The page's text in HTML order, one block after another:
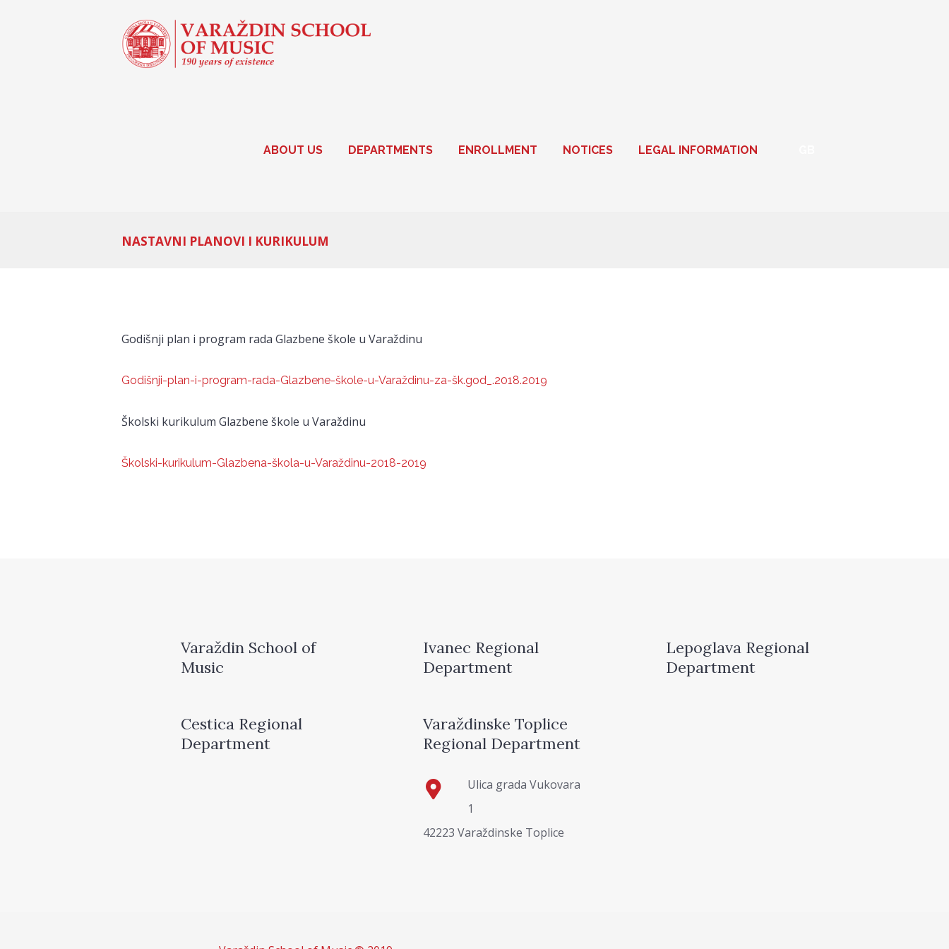
ABOUT US DEPARTMENTS ENROLLMENT NOTICES LEGAL INFORMATION
NASTAVNI PLANOVI I KURIKULUM
Godišnji plan i program rada Glazbene škole u Varaždinu
Godišnji-plan-i-program-rada-Glazbene-škole-u-Varaždinu-za-šk.god_.2018.2019
Školski kurikulum Glazbene škole u Varaždinu
Školski-kurikulum-Glazbena-škola-u-Varaždinu-2018-2019
Varaždin School of
Music
Ivanec Regional
Department
Lepoglava Regional
Department
Cestica Regional
Department
Varaždinske Toplice
Regional Department
Ulica grada Vukovara
1
42223 Varaždinske Toplice